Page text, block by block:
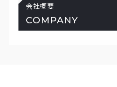
会社概要
COMPANY